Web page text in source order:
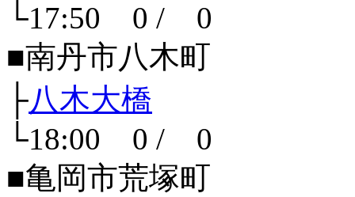
└17:50 0 / 0
■南丹市八木町
├八木大橋
└18:00 0 / 0
■亀岡市荒塚町